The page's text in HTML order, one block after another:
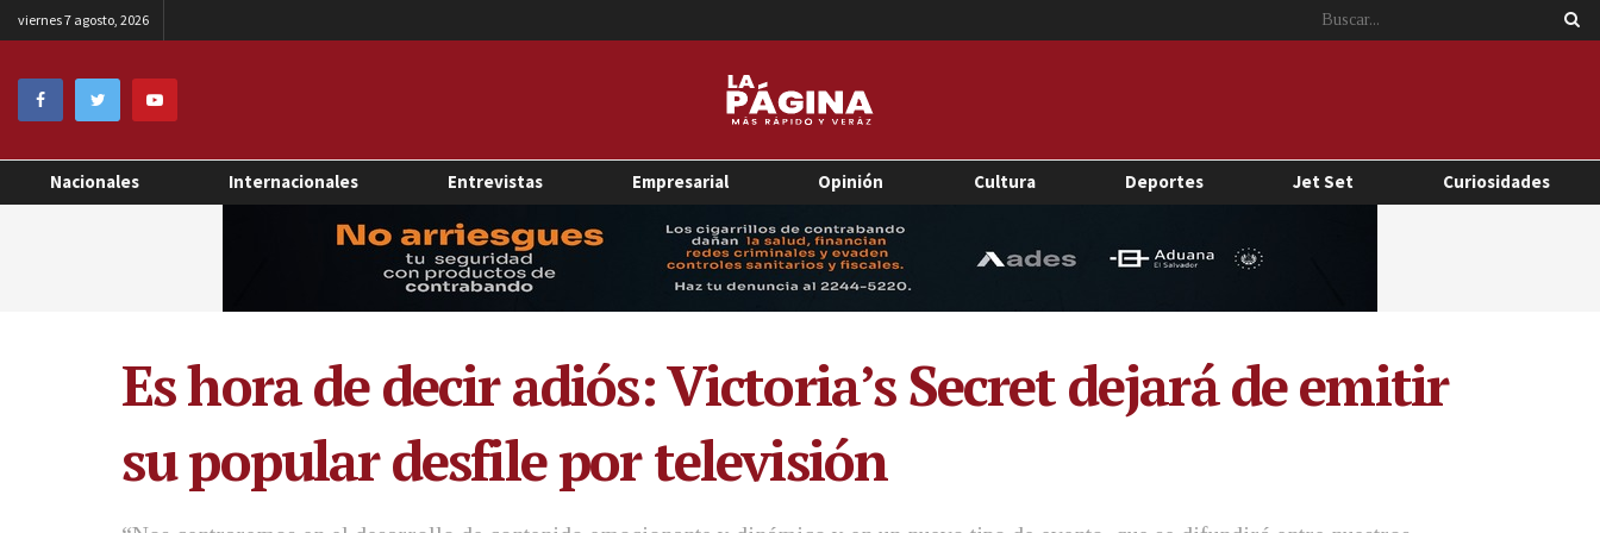
viernes 7 agosto, 2026
Nacionales Internacionales Entrevistas Empresarial Opinión Cultura Deportes Jet Set Curiosidades
Es hora de decir adiós: Victoria’s Secret dejará de emitir
su popular desfile por televisión